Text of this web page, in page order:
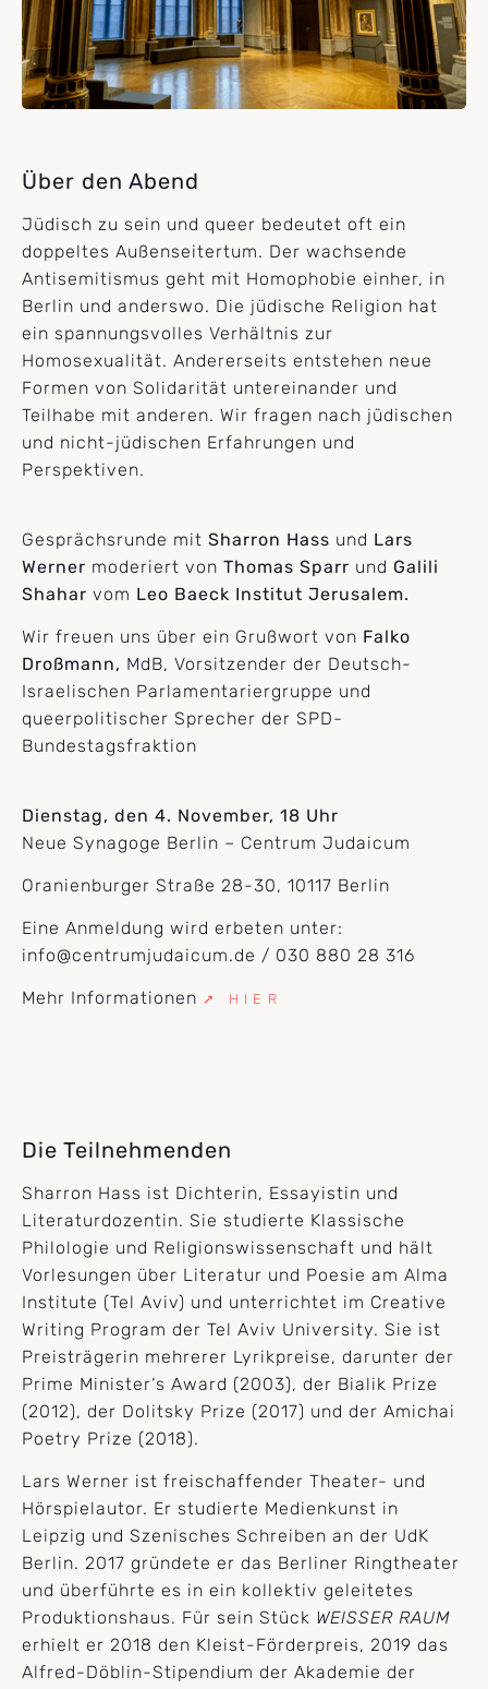
Über den Abend
Jüdisch zu sein und queer bedeutet oft ein
doppeltes Außenseitertum. Der wachsende
Antisemitismus geht mit Homophobie einher, in
Berlin und anderswo. Die jüdische Religion hat
ein spannungsvolles Verhältnis zur
Homosexualität. Andererseits entstehen neue
Formen von Solidarität untereinander und
Teilhabe mit anderen. Wir fragen nach jüdischen
und nicht-jüdischen Erfahrungen und
Perspektiven.
Gesprächsrunde mit Sharron Hass und Lars
Werner moderiert von Thomas Sparr und Galili
Shahar vom Leo Baeck Institut Jerusalem.
Wir freuen uns über ein Grußwort von Falko
Droßmann, MdB, Vorsitzender der Deutsch-
Israelischen Parlamentariergruppe und
queerpolitischer Sprecher der SPD-
Bundestagsfraktion
Dienstag, den 4. November, 18 Uhr
Neue Synagoge Berlin – Centrum Judaicum
Oranienburger Straße 28-30, 10117 Berlin
Eine Anmeldung wird erbeten unter:
info@centrumjudaicum.de / 030 880 28 316
Mehr Informationen ➚ HIER
Die Teilnehmenden
Sharron Hass ist Dichterin, Essayistin und
Literaturdozentin. Sie studierte Klassische
Philologie und Religionswissenschaft und hält
Vorlesungen über Literatur und Poesie am Alma
Institute (Tel Aviv) und unterrichtet im Creative
Writing Program der Tel Aviv University. Sie ist
Preisträgerin mehrerer Lyrikpreise, darunter der
Prime Minister‘s Award (2003), der Bialik Prize
(2012), der Dolitsky Prize (2017) und der Amichai
Poetry Prize (2018).
Lars Werner ist freischaffender Theater- und
Hörspielautor. Er studierte Medienkunst in
Leipzig und Szenisches Schreiben an der UdK
Berlin. 2017 gründete er das Berliner Ringtheater
und überführte es in ein kollektiv geleitetes
Produktionshaus. Für sein Stück WEISSER RAUM
erhielt er 2018 den Kleist-Förderpreis, 2019 das
Alfred-Döblin-Stipendium der Akademie der